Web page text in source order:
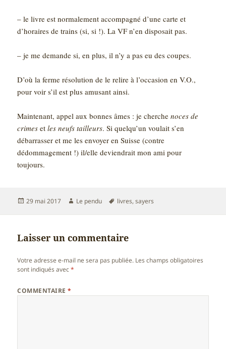
– le livre est normalement accompagné d’une carte et
d’horaires de trains (si, si !). La VF n’en disposait pas.
– je me demande si, en plus, il n’y a pas eu des coupes.
D’où la ferme résolution de le relire à l’occasion en V.O.,
pour voir s’il est plus amusant ainsi.
Maintenant, appel aux bonnes âmes : je cherchenoces de
crimes etles neufs tailleurs. Si quelqu’un voulait s’en
débarrasser et me les envoyer en Suisse (contre
dédommagement !) il/elle deviendrait mon ami pour
toujours.
Publié
29 mai 2017 Auteur
Le pendu
Mots-
livres,sayers
Laisser un commentaire
Votre adresse e-mail ne sera pas publiée. Les champs obligatoires
sont indiqués avec*
COMMENTAIRE*